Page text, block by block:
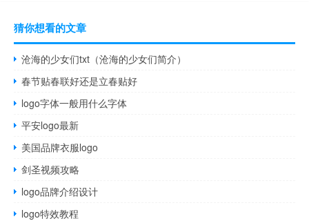
猜你想看的文章
沧海的少女们txt（沧海的少女们简介）
春节贴春联好还是立春贴好
logo字体一般用什么字体
平安logo最新
美国品牌衣服logo
剑圣视频攻略
logo品牌介绍设计
logo特效教程